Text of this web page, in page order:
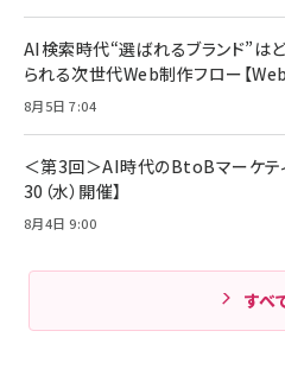
Amazonランキ
ケーブル Anker絡
ド付き USB PD
17 / 16 / 15 /
Pro/Air 各種対応
￥1,890
￥4,857
AI検索時代“選ばれるブランド”は
られる次世代Web制作フロー【
8月5日 7:04
＜第3回＞AI時代のBtoBマーケティ
30（水）開催】
8月4日 9:00
すべ